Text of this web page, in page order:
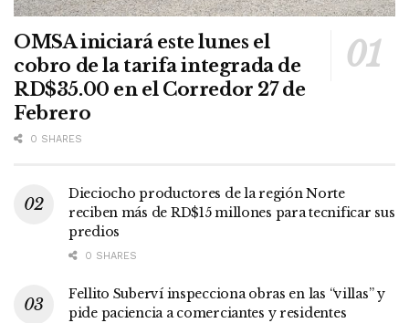
OMSA iniciará este lunes el
cobro de la tarifa integrada de
RD$35.00 en el Corredor 27 de
Febrero
0 SHARES
Dieciocho productores de la región Norte
reciben más de RD$15 millones para tecnificar sus
predios
0 SHARES
Fellito Suberví inspecciona obras en las “villas” y
pide paciencia a comerciantes y residentes